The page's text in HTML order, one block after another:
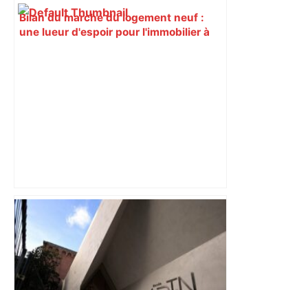
Bilan du marché du logement neuf :
une lueur d'espoir pour l'immobilier à
Après la fusion avec la liste PS
Toulouse, le candidat LFI salue "une
dynamique qui nous oblige à la
responsabilité" – Franceinfo